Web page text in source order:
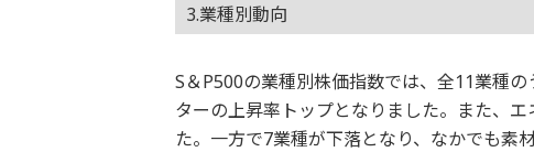
3.業種別動向
S＆P500の業種別株価指数では、全11業種
ターの上昇率トップとなりました。また、
た。一方で7業種が下落となり、なかでも素